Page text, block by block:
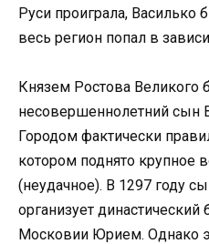
Руси проиграла, Василько
весь регион попал в
Князем Ростова Великого
несовершеннолетний сын
Городом фактически
котором поднято крупное
(неудачное). В 1297 году
организует
Московии Юрием. Однако